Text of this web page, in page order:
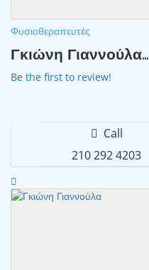
Φυσιοθεραπευτές
Γκιώνη Γιαννούλα...
Be the first to review!
Call
210 292 4203